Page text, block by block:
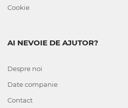
Cookie
AI NEVOIE DE AJUTOR?
Despre noi
Date companie
Contact